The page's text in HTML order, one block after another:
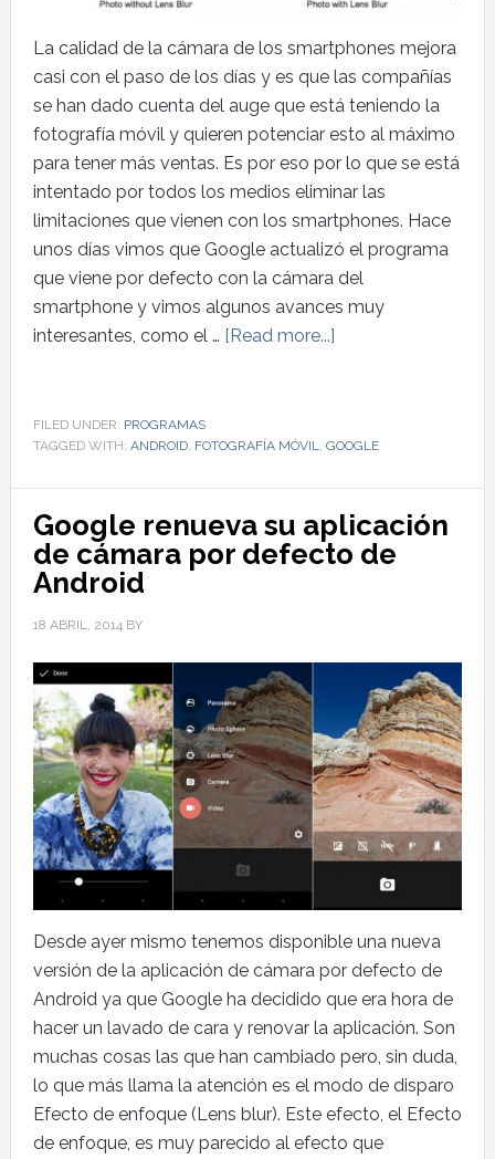
La calidad de la cámara de los smartphones mejora
casi con el paso de los días y es que las compañías
se han dado cuenta del auge que está teniendo la
fotografía móvil y quieren potenciar esto al máximo
para tener más ventas. Es por eso por lo que se está
intentado por todos los medios eliminar las
limitaciones que vienen con los smartphones. Hace
unos días vimos que Google actualizó el programa
que viene por defecto con la cámara del
smartphone y vimos algunos avances muy
interesantes, como el … [Read more...]
FILED UNDER: PROGRAMAS
TAGGED WITH: ANDROID, FOTOGRAFÍA MÓVIL GOOGLE
Google renueva su aplicación
de cámara por defecto de
Android
18 ABRIL, 2014 BY
Desde ayer mismo tenemos disponible una nueva
versión de la aplicación de cámara por defecto de
Android ya que Google ha decidido que era hora de
hacer un lavado de cara y renovar la aplicación. Son
muchas cosas las que han cambiado pero, sin duda,
lo que más llama la atención es el modo de disparo
Efecto de enfoque (Lens blur). Este efecto, el Efecto
de enfoque, es muy parecido al efecto que